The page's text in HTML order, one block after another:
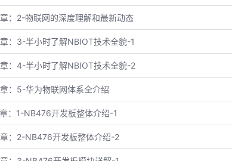
：2-物联网的深度理解和最新动态
：3-半小时了解NBIOT技术全貌-1
：4-半小时了解NBIOT技术全貌-2
：5-华为物联网体系全介绍
：1-NB476开发板整体介绍-1
：2-NB476开发板整体介绍-2